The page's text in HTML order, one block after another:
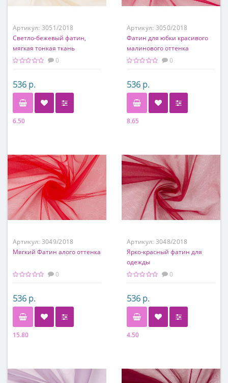
Артикул: 3051/2018
Светло-бежевый фатин,
мягкая тонкая ткань
0
536 р.
6.50
Артикул: 3050/2018
Фатин для юбки красивого
малинового оттенка
0
536 р.
8.65
Артикул: 3049/2018
Мягкий Фатин алого оттенка
0
536 р.
15.80
Артикул: 3048/2018
Ярко-красный фатин для
одежды
0
536 р.
4.50